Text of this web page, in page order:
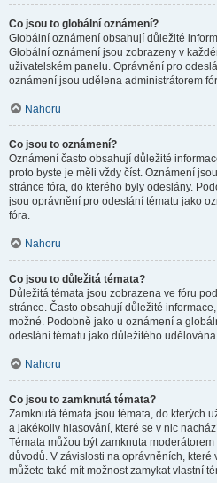
Co jsou to globální oznámení?
Globální oznámení obsahují důležité
Globální oznámení jsou zobrazeny v
uživatelském panelu. Oprávnění pro
oznámení jsou udělena administrátorem
Nahoru
Co jsou to oznámení?
Oznámení často obsahují důležité
proto byste je měli vždy číst. Oznámení
stránce fóra, do kterého byly odeslány.
jsou oprávnění pro odeslání tématu jako
fóra.
Nahoru
Co jsou to důležitá témata?
Důležitá témata jsou zobrazena ve fóru
stránce. Často obsahují důležité
možné. Podobně jako u oznámení a
odeslání tématu jako důležitého
Nahoru
Co jsou to zamknutá témata?
Zamknutá témata jsou témata, do kterých
a jakékoliv hlasování, které se v nic
Témata můžou být zamknuta
důvodů. V závislosti na oprávněních, které
můžete také mít možnost zamykat vlastní